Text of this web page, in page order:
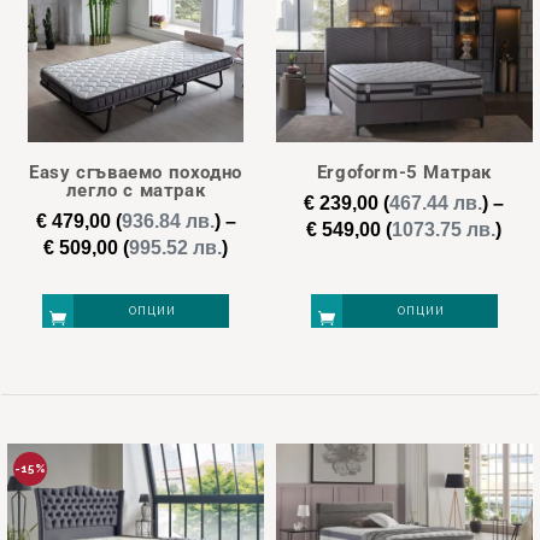
multiple
variants.
The
options
chosen
product
Easy сгъваемо походно
легло с матрак
€479,00(936.84 лв.) –
€ 509,00 (995.52 лв.)Price
€ 479,00
through
ОПЦИИ
has
multiple
variants.
Ergoform-5 Матрак
€ 239,00 (467.44 лв.) –
€ 549,00 (1073.75 лв.)
ОПЦИИ
has
multiple
variants.
-15%